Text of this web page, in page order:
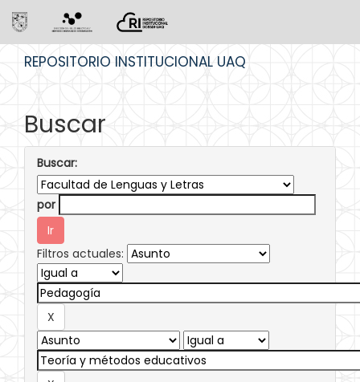
REPOSITORIO INSTITUCIONAL UAQ
Buscar
Buscar:
por
Filtros actuales: